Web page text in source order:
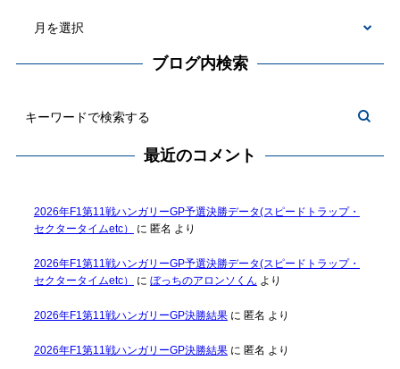
ブログ内検索
最近のコメント
2026年F1第11戦ハンガリーGP予選決勝データ(スピードトラップ・
セクタータイムetc）
に 匿名 より
2026年F1第11戦ハンガリーGP予選決勝データ(スピードトラップ・
セクタータイムetc）
に ぼっちのアロンソくん より
2026年F1第11戦ハンガリーGP決勝結果に 匿名 より
2026年F1第11戦ハンガリーGP決勝結果に 匿名 より